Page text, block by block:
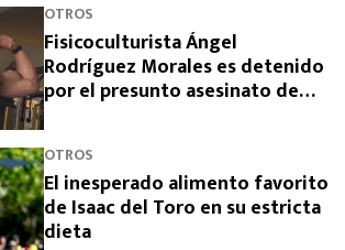
OTROS
Fisicoculturista Ángel
Rodríguez Morales es detenido
por el presunto asesinato de
OTROS
El inesperado alimento favorito
de Isaac del Toro en su estricta
dieta